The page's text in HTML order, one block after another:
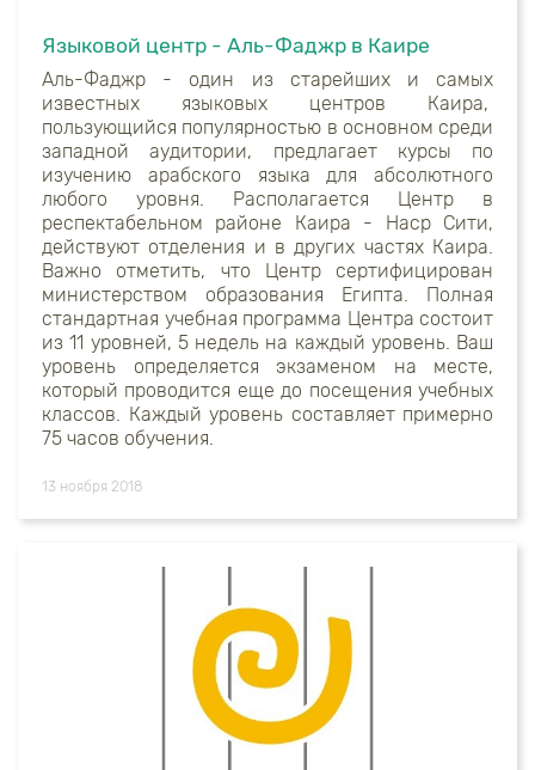
Языковой центр - Аль-Фаджр в Каире
Аль-Фаджр - один из старейших и самых
известных языковых центров Каира,
пользующийся популярностью в основном среди
западной аудитории, предлагает курсы по
изучению арабского языка для абсолютного
любого уровня. Располагается Центр в
респектабельном районе Каира - Наср Сити,
действуют отделения и в других частях Каира.
Важно отметить, что Центр сертифицирован
министерством образования Египта. Полная
стандартная учебная программа Центра состоит
из 11 уровней, 5 недель на каждый уровень. Ваш
уровень определяется экзаменом на месте,
который проводится еще до посещения учебных
классов. Каждый уровень составляет примерно
75 часов обучения.
13 ноября 2018